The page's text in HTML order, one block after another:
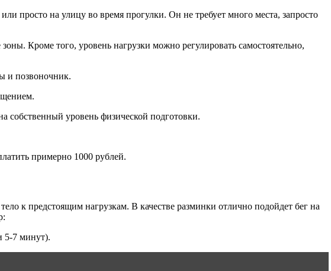
просто на улицу во время прогулки. Он не требует много места, запросто
Кроме того, уровень нагрузки можно регулировать самостоятельно,
и позвоночник.
собственный уровень физической подготовки.
примерно 1000 рублей.
к предстоящим нагрузкам. В качестве разминки отлично подойдет бег на
5-7 минут).